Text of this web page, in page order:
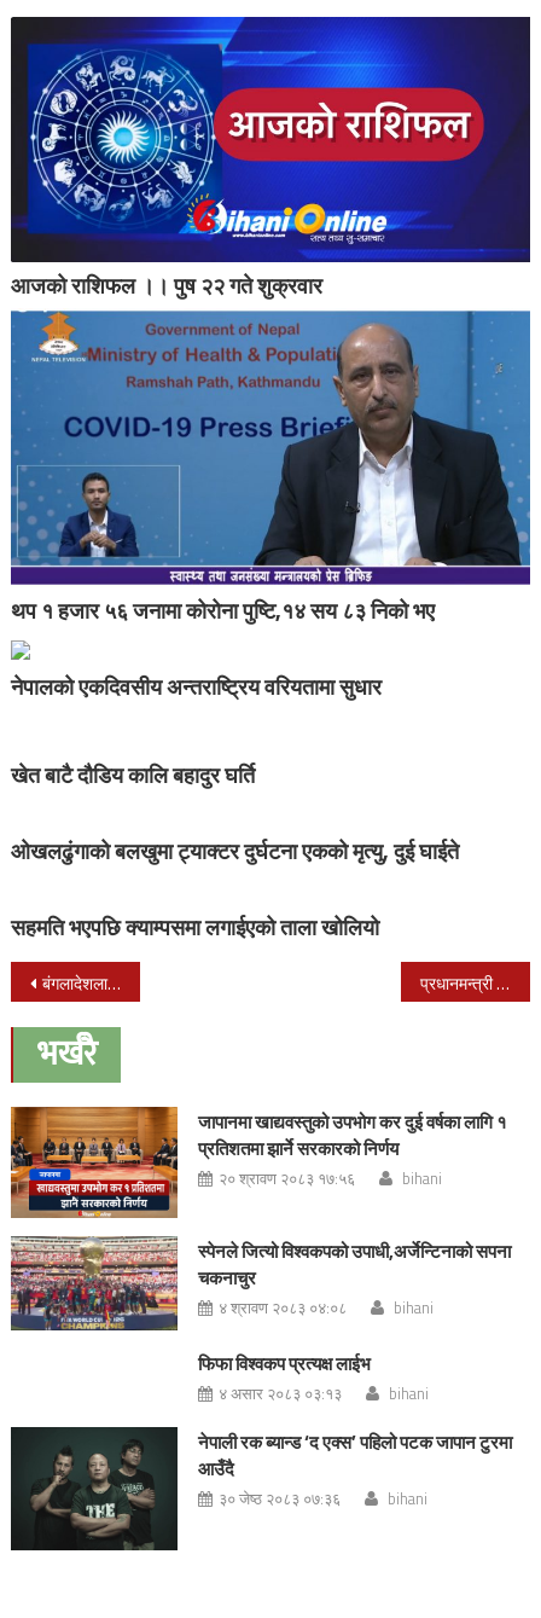
आजको राशिफल ।। पुष २२ गते शुक्रवार
थप १ हजार ५६ जनामा कोरोना पुष्टि,१४ सय ८३ निको भए
नेपालको एकदिवसीय अन्तराष्ट्रिय वरियतामा सुधार
खेत बाटै दौडिय कालि बहादुर घर्ति
ओखलढुंगाको बलखुमा ट्याक्टर दुर्घटना एकको मृत्यु, दुई घाईते
सहमति भएपछि क्याम्पसमा लगाईएको ताला खोलियो
Post
navigation
बंगलादेशलाई एक गोलको अग्रता, रितु चक्माले गरे २ गोल प्रधानमन्त्री ओली पुगे फाईनल हेर्न, तर साफमा नेपाल फेरी चुक्यौ,
भर्खरै
जापानमा खाद्यवस्तुको उपभोग कर दुई वर्षका लागि १
प्रतिशतमा झार्ने सरकारको निर्णय
२० श्रावण २०८३ १७:५६ bihani
स्पेनले जित्यो विश्वकपको उपाधी,अर्जेन्टिनाको सपना
चकनाचुर
४ श्रावण २०८३ ०४:०८ bihani
फिफा विश्वकप प्रत्यक्ष लाईभ
४ असार २०८३ ०३:१३ bihani
नेपाली रक ब्यान्ड ‘द एक्स’ पहिलो पटक जापान टुरमा
आउँदै
३० जेष्ठ २०८३ ०७:३६ bihani